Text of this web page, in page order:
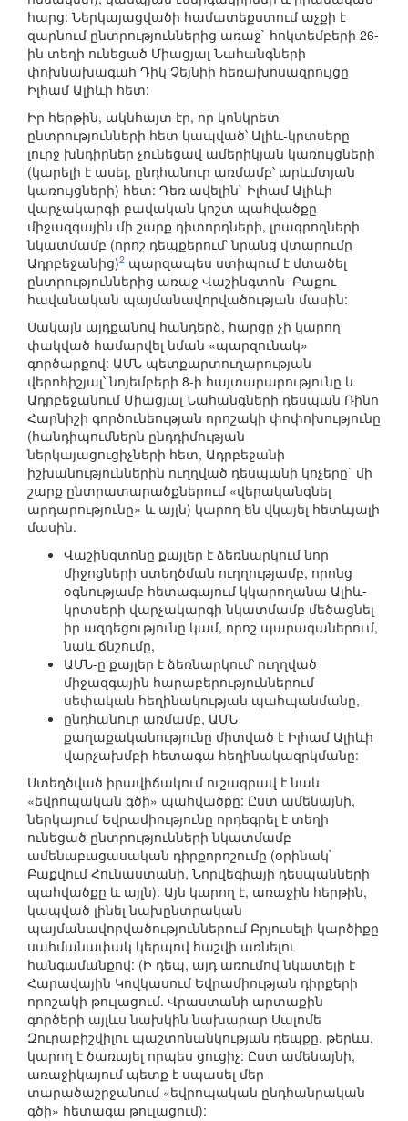
հարց: Ներկայացվածի համատեքստում աչքի է
զարնում ընտրություններից առաջ` հոկտեմբերի 26-
ին տեղի ունեցած Միացյալ Նահանգների
փոխնախագահ Դիկ Չեյնիի հեռախոսազրույցը
Իլհամ Ալիևի հետ:
Իր հերթին, ակնհայտ էր, որ կոնկրետ
ընտրությունների հետ կապված՝ Ալիև-կրտսերը
լուրջ խնդիրներ չունեցավ ամերիկյան կառույցների
(կարելի է ասել, ընդհանուր առմամբ՝ արևմտյան
կառույցների) հետ: Դեռ ավելին` Իլհամ Ալիևի
վարչակարգի բավական կոշտ պահվածքը
միջազգային մի շարք դիտորդների, լրագրողների
նկատմամբ (որոշ դեպքերում՝ նրանց վտարումը
Ադրբեջանից)2 պարզապես ստիպում է մտածել
ընտրություններից առաջ Վաշինգտոն–Բաքու
հավանական պայմանավորվածության մասին:
Սակայն այդքանով հանդերձ, հարցը չի կարող
փակված համարվել նման «պարզունակ»
գործարքով: ԱՄՆ պետքարտուղարության
վերոհիշյալ՝ նոյեմբերի 8-ի հայտարարությունը և
Ադրբեջանում Միացյալ Նահանգների դեսպան Ռինո
Հարնիշի գործունեության որոշակի փոփոխությունը
(հանդիպումներն ընդդիմության
ներկայացուցիչների հետ, Ադրբեջանի
իշխանություններին ուղղված դեսպանի կոչերը` մի
շարք ընտրատարածքներում «վերականգնել
արդարությունը» և այլն) կարող են վկայել հետևյալի
մասին.
Վաշինգտոնը քայլեր է ձեռնարկում նոր
միջոցների ստեղծման ուղղությամբ, որոնց
օգնությամբ հետագայում կկարողանա Ալիև-
կրտսերի վարչակարգի նկատմամբ մեծացնել
իր ազդեցությունը կամ, որոշ պարագաներում,
նաև ճնշումը,
ԱՄՆ-ը քայլեր է ձեռնարկում՝ ուղղված
միջազգային հարաբերություններում
սեփական հեղինակության պահպանմանը,
ընդհանուր առմամբ, ԱՄՆ
քաղաքականությունը միտված է Իլհամ Ալիևի
վարչախմբի հետագա հեղինակազրկմանը:
Ստեղծված իրավիճակում ուշագրավ է նաև
«եվրոպական գծի» պահվածքը: Ըստ ամենայնի,
ներկայում Եվրամիությունը որդեգրել է տեղի
ունեցած ընտրությունների նկատմամբ
ամենաբացասական դիրքորոշումը (օրինակ`
Բաքվում Հունաստանի, Նորվեգիայի դեսպանների
պահվածքը և այլն): Այն կարող է, առաջին հերթին,
կապված լինել նախընտրական
պայմանավորվածություններում Բրյուսելի կարծիքը
սահմանափակ կերպով հաշվի առնելու
հանգամանքով: (Ի դեպ, այդ առումով նկատելի է
Հարավային Կովկասում Եվրամիության դիրքերի
որոշակի թուլացում. Վրաստանի արտաքին
գործերի այլևս նախկին նախարար Սալոմե
Զուրաբիշվիլու պաշտոնանկության դեպքը, թերևս,
կարող է ծառայել որպես ցուցիչ: Ըստ ամենայնի,
առաջիկայում պետք է սպասել մեր
տարածաշրջանում «եվրոպական ընդհանրական
գծի» հետագա թուլացում):